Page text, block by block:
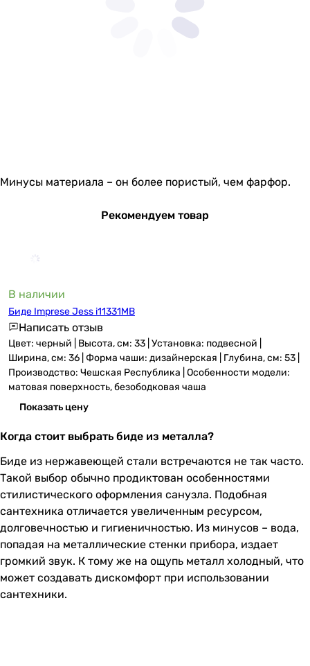
Минусы материала – он более пористый, чем фарфор.
Рекомендуем товар
В наличии
Биде Imprese Jess i11331MB
Написать отзыв
Цвет: черный | Высота, см: 33 | Установка: подвесной |
Ширина, см: 36 | Форма чаши: дизайнерская | Глубина, см: 53 |
Производство: Чешская Республика | Особенности модели:
матовая поверхность, безободковая чаша
Показать цену
Когда стоит выбрать биде из металла?
Биде из нержавеющей стали встречаются не так часто.
Такой выбор обычно продиктован особенностями
стилистического оформления санузла. Подобная
сантехника отличается увеличенным ресурсом,
долговечностью и гигиеничностью. Из минусов – вода,
попадая на металлические стенки прибора, издает
громкий звук. К тому же на ощупь металл холодный, что
может создавать дискомфорт при использовании
сантехники.